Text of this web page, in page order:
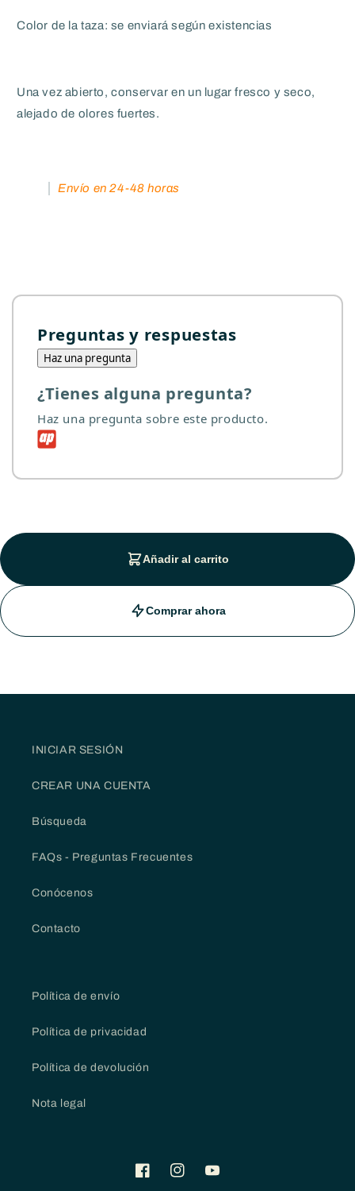
Color de la taza: se enviará según existencias
Una vez abierto, conservar en un lugar fresco y seco,
alejado de olores fuertes.
Envío en 24-48 horas
Preguntas y respuestas
Haz una pregunta
¿Tienes alguna pregunta?
Haz una pregunta sobre este producto.
Añadir al carrito
Comprar ahora
INICIAR SESIÓN
CREAR UNA CUENTA
Búsqueda
FAQs - Preguntas Frecuentes
Conócenos
Contacto
Política de envío
Política de privacidad
Política de devolución
Nota legal
FacebookInstagramYouTube